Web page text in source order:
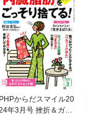
PHPからだスマイル20
年3月号 挫折＆ガマ